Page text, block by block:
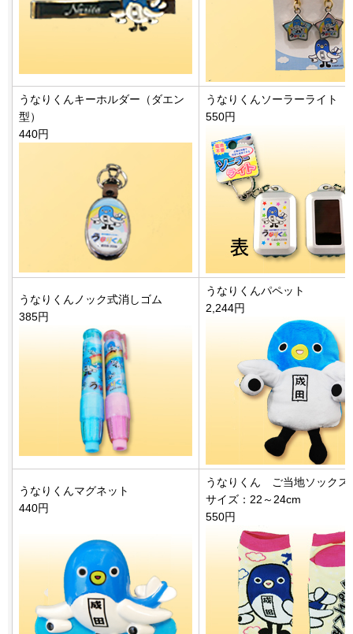
うなりくんキーホルダー（ダエン
型）
440円
うなりくんソーラーライト
550円
うなりくんノック式消しゴム
385円
うなりくんパペット
2,244円
うなりくんマグネット
440円
うなりくん ご当地ソックス
サイズ：22～24cm
550円